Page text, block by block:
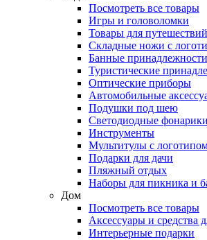
Посмотреть все товары
Игры и головоломки
Товары для путешествий
Складные ножи с
Банные принадлежности
Туристические
Оптические приборы
Автомобильные
Подушки под шею
Светодиодные фонарики
Инструменты
Мультитулы с
Подарки для дачи
Пляжный отдых
Наборы для пикника и
Дом
Посмотреть все товары
Аксессуары и средства
Интерьерные подарки